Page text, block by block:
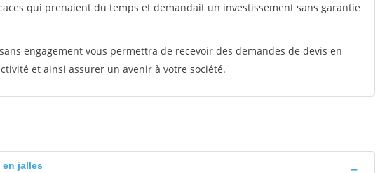
qui prenaient du temps et demandait un investissement sans garantie
engagement vous permettra de recevoir des demandes de devis en
et ainsi assurer un avenir à votre société.
en jalles